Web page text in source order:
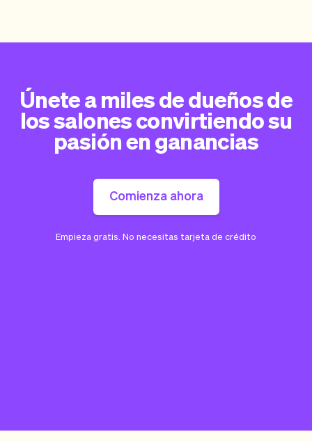
Únete a miles de dueños de
los salones convirtiendo su
pasión en ganancias
Comienza ahora
Empieza gratis. No necesitas tarjeta de crédito